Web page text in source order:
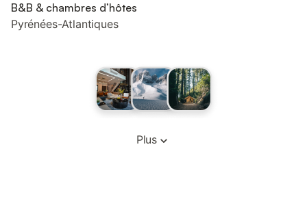
B&B & chambres d’hôtes
Pyrénées-Atlantiques
Plus